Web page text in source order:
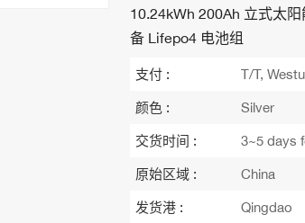
10.24kWh 200Ah 立式太
备 Lifepo4 电池组
支付 :
T/T,
颜色 :
Silver
交货时间 :
3~5 days
原始区域 :
China
发货港 :
Qingdao